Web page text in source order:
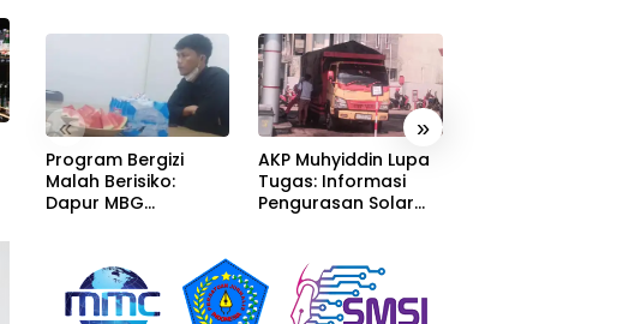
« »
Program Bergizi
Malah Berisiko:
Dapur MBG
Fasilitas Jauh dari
Standar
AKP Muhyiddin Lupa
Tugas: Informasi
Pengurasan Solar
Lain Carikan Bukti!